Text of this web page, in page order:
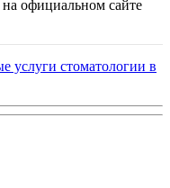
официальном сайте
услуги стоматологии в